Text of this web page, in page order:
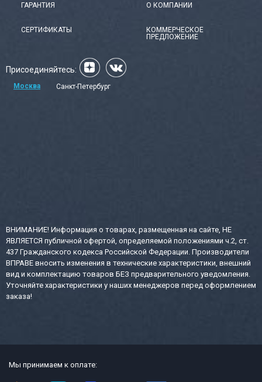
ГАРАНТИЯ
СЕРТИФИКАТЫ
О КОМПАНИИ
КОММЕРЧЕСКОЕ
ПРЕДЛОЖЕНИЕ
Присоединяйтесь:
Москва Санкт-Петербург
ВНИМАНИЕ! Информация о товарах, размещенная на сайте, НЕ
ЯВЛЯЕТСЯ публичной офертой, определяемой положениями ч.2, ст.
437 Гражданского кодекса Российской Федерации. Производители
ВПРАВЕ вносить изменения в технические характеристики, внешний
вид и комплектацию товаров БЕЗ предварительного уведомления.
Уточняйте характеристики у наших менеджеров перед оформлением
заказа!
Мы принимаем к оплате: